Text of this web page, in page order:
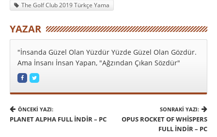
The Golf Club 2019 Türkçe Yama
YAZAR
"İnsanda Güzel Olan Yüzdür Yüzde Güzel Olan Gözdür.
Ama İnsanı İnsan Yapan, "Ağzından Çıkan Sözdür"
ÖNCEKI YAZI:
PLANET ALPHA FULL INDIR – PC
SONRAKI YAZI:
OPUS ROCKET OF WHISPERS
FULL INDIR – PC